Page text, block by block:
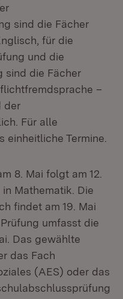
sind die Fächer
für die
und die
sind die Fächer
–
der
Für alle
Termine.
8. Mai folgt am 12.
Mathematik. Die
findet am 19. Mai
umfasst die
Das gewählte
das Fach
(AES) oder das